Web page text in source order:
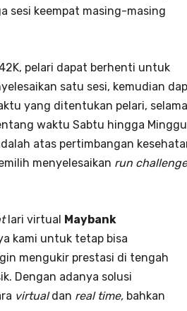
sesi keempat masing-masing
pelari dapat berhenti untuk
satu sesi, kemudian
yang ditentukan pelari, selama
waktu Sabtu hingga
atas pertimbangan
menyelesaikan run challenge
lari virtual
Maybank
kami untuk tetap bisa
mengukir prestasi di tengah
Dengan adanya solusi
virtualdan real time, bahkan